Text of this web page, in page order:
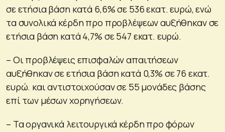
σε ετήσια βάση κατά 6,6% σε 536 εκατ. ευρώ, ενώ
τα συνολικά κέρδη προ προβλέψεων αυξήθηκαν σε
ετήσια βάση κατά 4,7% σε 547 εκατ. ευρώ.
– Οι προβλέψεις επισφαλών απαιτήσεων
αυξήθηκαν σε ετήσια βάση κατά 0,3% σε 76 εκατ.
ευρώ. και αντιστοιχούσαν σε 55 μονάδες βάσης
επί των μέσων χορηγήσεων.
– Τα οργανικά λειτουργικά κέρδη προ φόρων